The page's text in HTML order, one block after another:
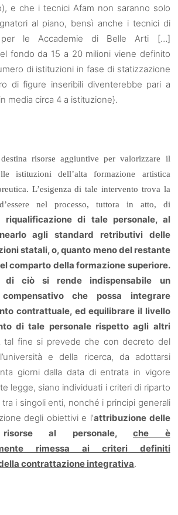
e che i tecnici Afam non saranno solo
al piano, bensì anche i tecnici di
per le Accademie di Belle Arti […]
fondo da 15 a 20 milioni viene definito
di istituzioni in fase di statizzazione
di figure inseribili diventerebbe pari a
media circa 4 a istituzione}.
risorse aggiuntive per valorizzare il
istituzioni dell’alta formazione artistica
L’esigenza di tale intervento trova la
nel processo, tuttora in atto, di
riqualificazione di tale personale, al
agli standard retributivi delle
statali, o, quanto meno del restante
comparto della formazione superiore.
di ciò si rende indispensabile un
che possa integrare
contrattuale, ed equilibrare il livello
di tale personale rispetto agli altri
tal fine si prevede che con decreto del
e della ricerca, da adottarsi
giorni dalla data di entrata in vigore
legge, siano individuati i criteri di riparto
i singoli enti, nonché i principi generali
degli obiettivi e l’attribuzione delle
risorse al personale,che è
rimessa ai criteri definiti
contrattazione integrativa.